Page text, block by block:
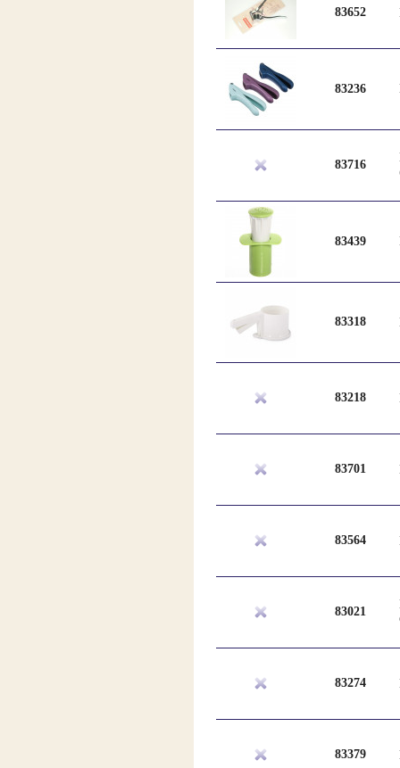
83652
83236
83716
83439
83318
83218
83701
83564
83021
83274
83379